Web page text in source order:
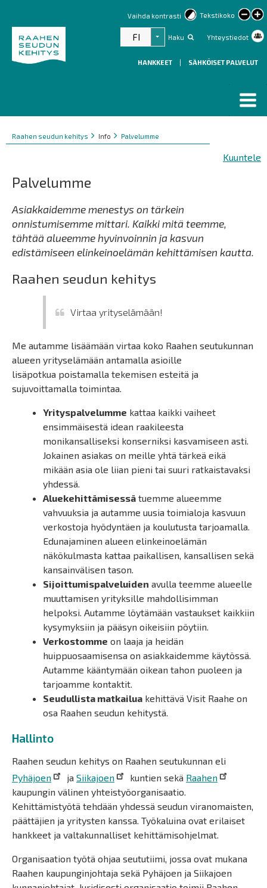
Tekstikoko
text
Vaihda kontrasti
Haku Yhteystiedot
FI Listaa lisätoiminnot
HANKKEET | SÄHKÖISET PALVELUT
Murupolku
You
Raahen seudun kehitys Info Palvelumme
Kuuntele
Palvelumme
Asiakkaidemme menestys on tärkein
onnistumisemme mittari. Kaikki mitä teemme,
tähtää alueemme hyvinvoinnin ja kasvun
edistämiseen elinkeinoelämän kehittämisen kautta.
Raahen seudun kehitys
Virtaa yrityselämään!
Me autamme lisäämään virtaa koko Raahen seutukunnan
alueen yrityselämään antamalla asioille
lisäpotkua poistamalla tekemisen esteitä ja
sujuvoittamalla toimintaa.
Yrityspalvelumme kattaa kaikki vaiheet
ensimmäisestä idean raakileesta
monikansalliseksi konserniksi kasvamiseen asti.
Jokainen asiakas on meille yhtä tärkeä eikä
mikään asia ole liian pieni tai suuri ratkaistavaksi
yhdessä.
Aluekehittämisessä tuemme alueemme
vahvuuksia ja autamme uusia toimialoja kasvuun
verkostoja hyödyntäen ja koulutusta tarjoamalla.
Edunajaminen alueen elinkeinoelämän
näkökulmasta kattaa paikallisen, kansallisen sekä
kansainvälisen tason.
Sijoittumispalveluiden avulla teemme alueelle
muuttamisen yrityksille mahdollisimman
helpoksi. Autamme löytämään vastaukset kaikkiin
kysymyksiin ja pääsyn oikeisiin pöytiin.
Verkostomme on laaja ja heidän
huippuosaamisensa on asiakkaidemme käytössä.
Autamme kääntymään oikean tahon puoleen ja
tarjoamme kontaktit.
Seudullista matkailua kehittävä Visit Raahe on
osa Raahen seudun kehitystä.
Hallinto
Raahen seudun kehitys on Raahen seutukunnan eli
Pyhäjoen
ja Siikajoen kuntien sekä Raahen
kaupungin välinen yhteistyöorganisaatio.
Kehittämistyötä tehdään yhdessä seudun viranomaisten,
päättäjien ja yritysten kanssa. Työkaluina ovat erilaiset
hankkeet ja valtakunnalliset kehittämisohjelmat.
Organisaation työtä ohjaa seututiimi, jossa ovat mukana
Raahen kaupunginjohtaja sekä Pyhäjoen ja Siikajoen